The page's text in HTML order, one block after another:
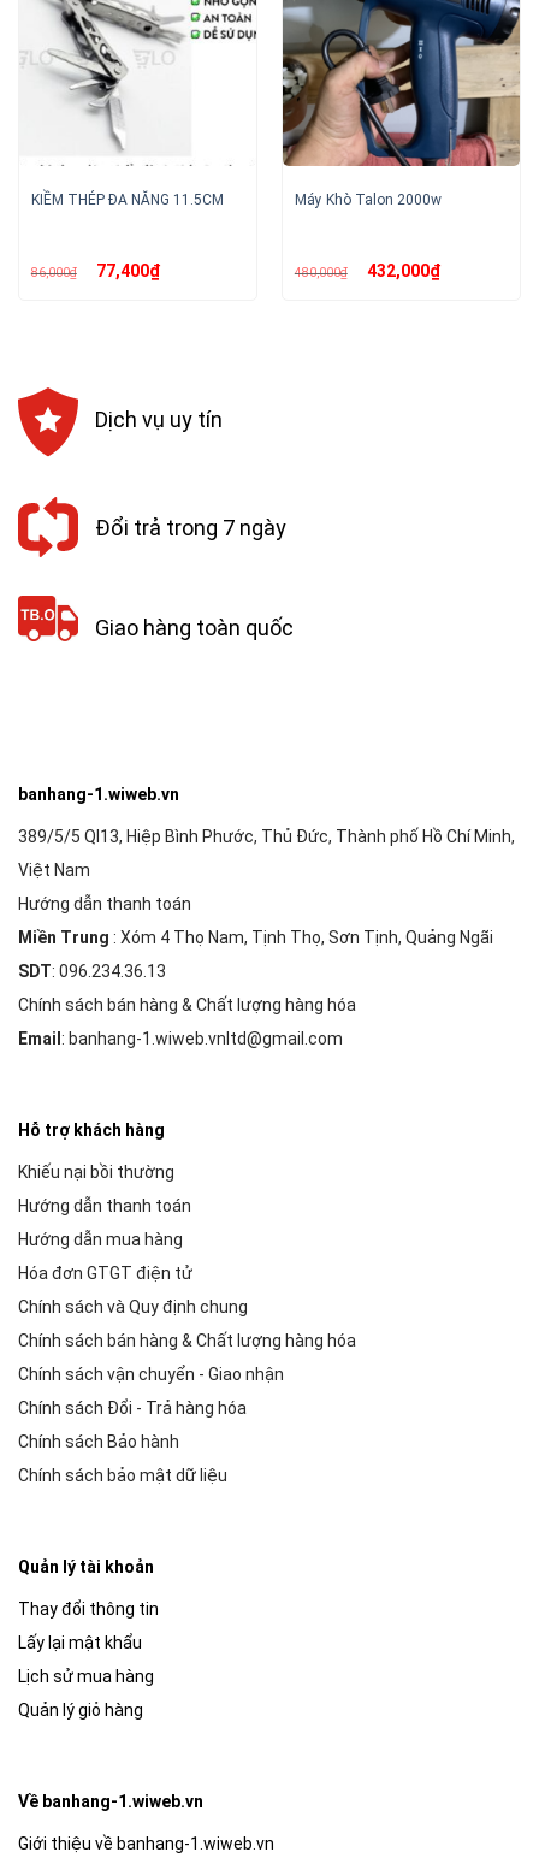
KIỀM THÉP ĐA NĂNG 11.5CM
86,000₫ Giá
gốc77,400₫Giá
Máy Khò Talon 2000w
480,000₫ Giá
gốc
432,000₫Giá
Dịch vụ uy tín
Đổi trả trong 7 ngày
Giao hàng toàn quốc
banhang-1.wiweb.vn
389/5/5 Ql13, Hiệp Bình Phước, Thủ Đức, Thành phố Hồ Chí Minh,
Việt Nam
Hướng dẫn thanh toán
Miền Trung : Xóm 4 Thọ Nam, Tịnh Thọ, Sơn Tịnh, Quảng Ngãi
SDT: 096.234.36.13
Chính sách bán hàng & Chất lượng hàng hóa
Email: banhang-1.wiweb.vnltd@gmail.com
Hỗ trợ khách hàng
Khiếu nại bồi thường
Hướng dẫn thanh toán
Hướng dẫn mua hàng
Hóa đơn GTGT điện tử
Chính sách và Quy định chung
Chính sách bán hàng & Chất lượng hàng hóa
Chính sách vận chuyển - Giao nhận
Chính sách Đổi - Trả hàng hóa
Chính sách Bảo hành
Chính sách bảo mật dữ liệu
Quản lý tài khoản
Thay đổi thông tin
Lấy lại mật khẩu
Lịch sử mua hàng
Quản lý giỏ hàng
Về banhang-1.wiweb.vn
Giới thiệu về banhang-1.wiweb.vn